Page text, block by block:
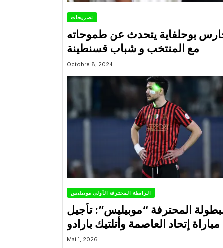
تصريحات
بوحلفاية يتحدث عن طموحاته
مع المنتخب و شباب قسنطينة
Octobre 8, 2024
الرابطة المحترفة الأولى موبيليس
المحترفة “موبيليس”: تأجيل
مباراة إتحاد العاصمة وأتلتيك بارادو
Mai 1, 2026